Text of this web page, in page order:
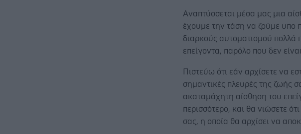
Αναπτύσσεται μέσα μας μια
έχουμε την τάση να ζούμε υπο
διαρκούς αυτοματισμού
επείγοντα, παρόλο που δεν
Πιστεύω ότι εάν αρχίσετε να
σημαντικές πλευρές της ζωής
ακαταμάχητη αίσθηση του
περισσότερο, και θα νιώσετε
σας, η οποία θα αρχίσει να